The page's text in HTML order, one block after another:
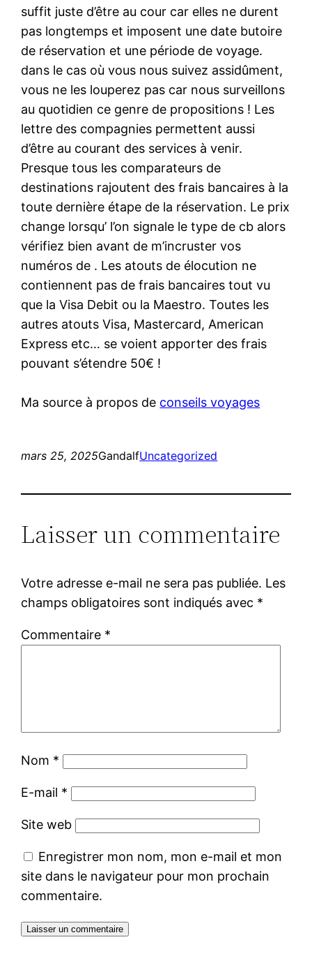
suffit juste d’être au cour car elles ne durent
pas longtemps et imposent une date butoire
de réservation et une période de voyage.
dans le cas où vous nous suivez assidûment,
vous ne les louperez pas car nous surveillons
au quotidien ce genre de propositions ! Les
lettre des compagnies permettent aussi
d’être au courant des services à venir.
Presque tous les comparateurs de
destinations rajoutent des frais bancaires à la
toute dernière étape de la réservation. Le prix
change lorsqu’ l’on signale le type de cb alors
vérifiez bien avant de m’incruster vos
numéros de . Les atouts de élocution ne
contiennent pas de frais bancaires tout vu
que la Visa Debit ou la Maestro. Toutes les
autres atouts Visa, Mastercard, American
Express etc… se voient apporter des frais
pouvant s’étendre 50€ !
Ma source à propos de conseils voyages
mars 25, 2025GandalfUncategorized
Laisser un commentaire
Votre adresse e-mail ne sera pas publiée. Les
champs obligatoires sont indiqués avec *
Commentaire *
Nom *
E-mail *
Site web
Enregistrer mon nom, mon e-mail et mon
site dans le navigateur pour mon prochain
commentaire.